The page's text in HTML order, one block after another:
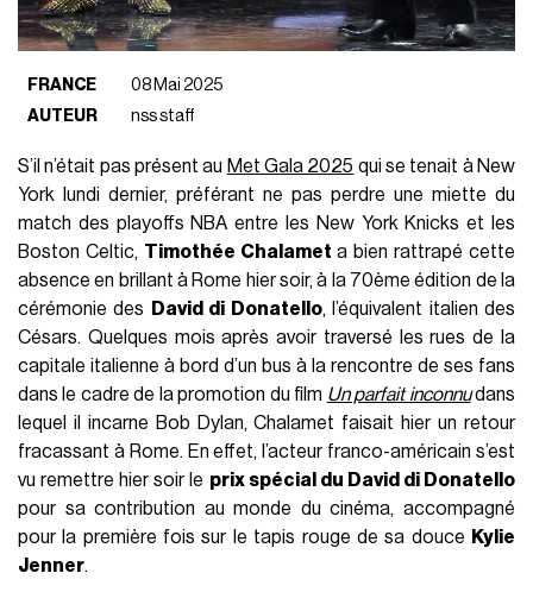
FRANCE
08 Mai 2025
AUTEUR
nss staff
S’il n’était pas présent au Met Gala 2025 qui se tenait à New
York lundi dernier, préférant ne pas perdre une miette du
match des playoffs NBA entre les New York Knicks et les
Boston Celtic, Timothée Chalamet a bien rattrapé cette
absence en brillant à Rome hier soir, à la 70ème édition de la
cérémonie des
David di Donatello, l’équivalent italien des
Césars. Quelques mois après avoir traversé les rues de la
capitale italienne à bord d’un bus à la rencontre de ses fans
dans le cadre de la promotion du film Un parfait inconnudans
lequel il incarne Bob Dylan, Chalamet faisait hier un retour
fracassant à Rome. En effet, l’acteur franco-américain s’est
vu remettre hier soir le prix spécial du David di Donatello
pour sa contribution au monde du cinéma, accompagné
pour la première fois sur le tapis rouge de sa douce Kylie
Jenner.